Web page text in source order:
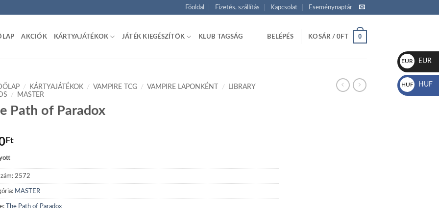
Főoldal Fizetés, szállítás Kapcsolat Eseménynaptár
AKCIÓK KÁRTYAJÁTÉKOK JÁTÉK KIEGÉSZÍTŐK KLUB TAGSÁG BELÉPÉS KOSÁR /0FT 0
/ KÁRTYAJÁTÉKOK / VAMPIRE TCG / VAMPIRE LAPONKÉNT /
LIBRARY
/ MASTER
Path of Paradox
Ft
2572
MASTER
The Path of Paradox
EUR
€
EUR
HUF
Ft
HUF